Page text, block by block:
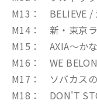
M13： BELIEVE /
M14： 新・東京
M15： AXIA～か
M16： WE
M17： ソバカス
M18： DON'T